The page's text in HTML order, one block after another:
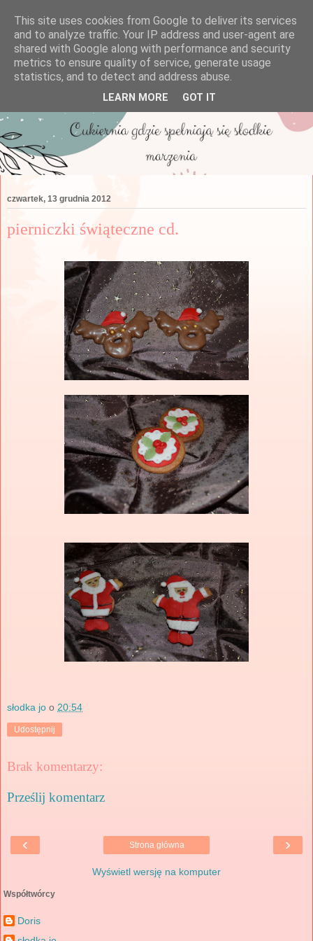
czwartek, 13 grudnia 2012
pierniczki świąteczne cd.
słodka jo o 20:54
Udostępnij
Brak komentarzy:
Prześlij komentarz
‹ ›
Strona główna
Wyświetl wersję na komputer
Współtwórcy
Doris
This site uses cookies from Google to deliver its services
and to analyze traffic. Your IP address and user-agent are
shared with Google along with performance and security
metrics to ensure quality of service, generate usage
statistics, and to detect and address abuse.
LEARN MORE GOT IT